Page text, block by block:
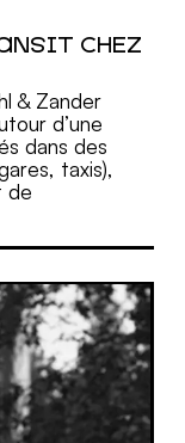
CHEZ
& Zander
d’une
dans des
taxis),
de